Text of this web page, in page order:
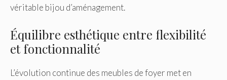
véritable bijou d’aménagement.
Équilibre esthétique entre flexibilité
et fonctionnalité
L’évolution continue des meubles de foyer met en